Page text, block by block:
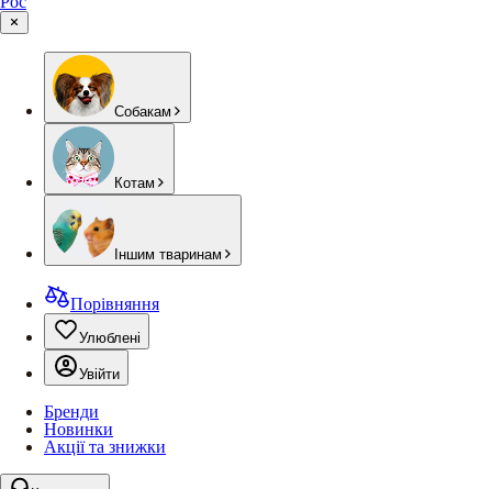
Собакам
Котам
Іншим тваринам
Порівняння
Улюблені
Увійти
Бренди
Новинки
Акції та знижки